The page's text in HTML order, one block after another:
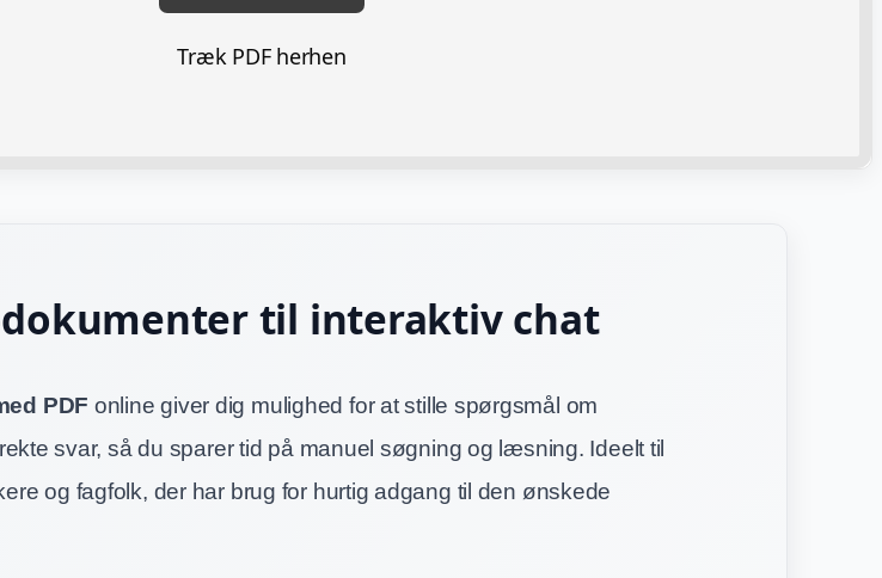
Træk PDF herhen
dokumenter til interaktiv chat
PDF online giver dig mulighed for at stille spørgsmål om
svar, så du sparer tid på manuel søgning og læsning. Ideelt til
og fagfolk, der har brug for hurtig adgang til den ønskede